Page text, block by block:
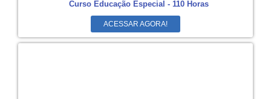
Curso Educação Especial - 110 Horas
ACESSAR AGORA!